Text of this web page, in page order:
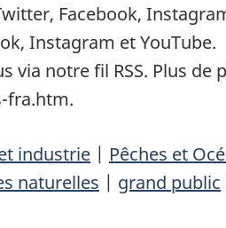
, Facebook,
, Instagram etYouTube.
notre fil RSS. Plus
fra.htm.
industrie | Pêches et
naturelles | grand public